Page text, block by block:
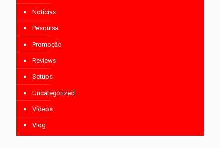
Notícias
Pesquisa
Promoção
Reviews
Setups
Uncategorized
Vídeos
Vlog